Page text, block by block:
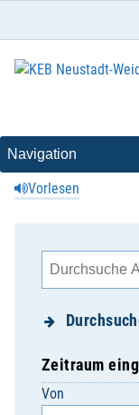
Vorlesen
Zeitraum
Von